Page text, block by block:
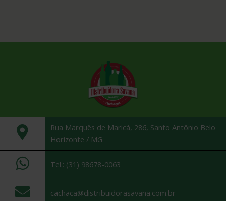
Rua Marquês de Maricá, 286, Santo Antônio Belo
Horizonte / MG
Tel.: (31) 98678-0063
cachaca@distribuidorasavana.com.br